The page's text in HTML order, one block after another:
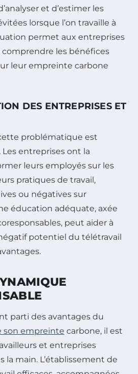
et d’estimer les
lorsque l’on travaille à
permet aux entreprises
les bénéfices
leur empreinte carbone
DES ENTREPRISES ET
problématique est
entreprises ont la
leurs employés sur les
pratiques de travail,
ou négatives sur
éducation adéquate, axée
peut aider à
potentiel du télétravail
parti des avantages du
son empreinte carbone, il est
et entreprises
la main. L’établissement de